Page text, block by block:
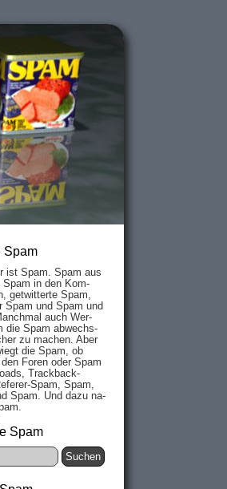
Spam
ist Spam. Spam aus
Spam in den Kom­
ge­twit­ter­te Spam,
Spam und Spam und
auch Wer­
die Spam ab­wechs­
zu mach­en. Aber
die Spam, ob
Fo­ren oder Spam
Track­back-
Spam, Spam,
Spam. Und da­zu na­
Spam